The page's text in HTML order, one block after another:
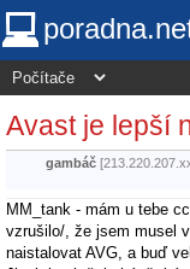
Avast je lepší
gambáč
MM_tank - mám u tebe
vzrušilo/, že jsem musel
naistalovat AVG, a buď